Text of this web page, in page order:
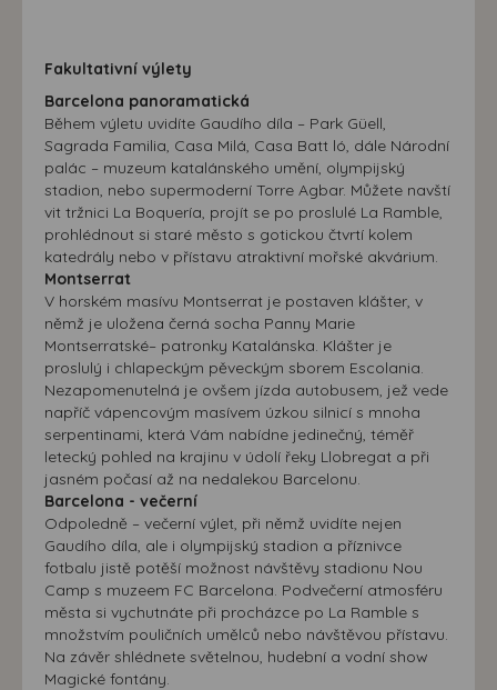
Fakultativní výlety
Barcelona panoramatická
Během výletu uvidíte Gaudího díla – Park Güell,
Sagrada Familia, Casa Milá, Casa Batt ló, dále Národní
palác – muzeum katalánského umění, olympijský
stadion, nebo supermoderní Torre Agbar. Můžete navští
vit tržnici La Boquería, projít se po proslulé La Ramble,
prohlédnout si staré město s gotickou čtvrtí kolem
katedrály nebo v přístavu atraktivní mořské akvárium.
Montserrat
V horském masívu Montserrat je postaven klášter, v
němž je uložena černá socha Panny Marie
Montserratské– patronky Katalánska. Klášter je
proslulý i chlapeckým pěveckým sborem Escolania.
Nezapomenutelná je ovšem jízda autobusem, jež vede
napříč vápencovým masívem úzkou silnicí s mnoha
serpentinami, která Vám nabídne jedinečný, téměř
letecký pohled na krajinu v údolí řeky Llobregat a při
jasném počasí až na nedalekou Barcelonu.
Barcelona - večerní
Odpoledně – večerní výlet, při němž uvidíte nejen
Gaudího díla, ale i olympijský stadion a příznivce
fotbalu jistě potěší možnost návštěvy stadionu Nou
Camp s muzeem FC Barcelona. Podvečerní atmosféru
města si vychutnáte při procházce po La Ramble s
množstvím pouličních umělců nebo návštěvou přístavu.
Na závěr shlédnete světelnou, hudební a vodní show
Magické fontány.